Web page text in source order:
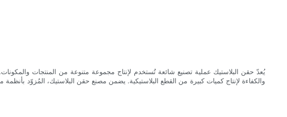
يُعدّ حقن البلاستيك عملية تصنيع شائعة تُستخدم لإنتاج مجموعة متنوعة من المنتجات
والكفاءة لإنتاج كميات كبيرة من القطع البلاستيكية. يضمن مصنع حقن البلاستيك، المُزوّد